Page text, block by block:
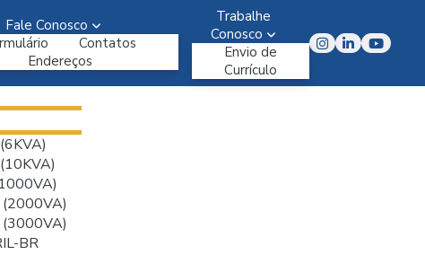
Fale Conosco
Contatos
Endereços
Trabalhe
Conosco
Envio de
Currículo
(2000VA)
(3000VA)
BR